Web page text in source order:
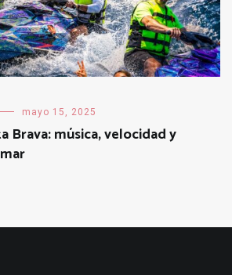
mayo 15, 2025
Brava: música, velocidad y